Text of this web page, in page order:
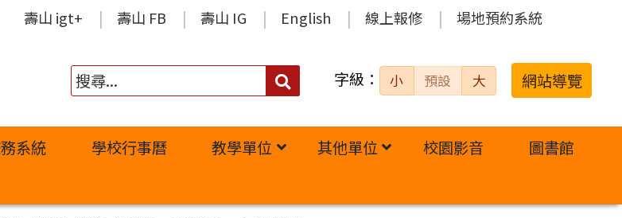
壽山 igt+ 壽山 FB 壽山 IG English 線上報修 場地預約系統
搜
字級： 小 預設 大 網站導覽
系統 學校行事曆 教學單位 其他單位 校園影音
圖書館